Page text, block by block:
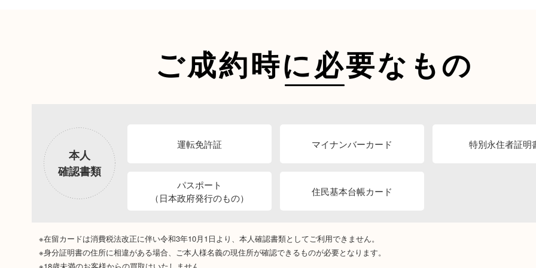
ご成約時に必要なもの
本人
確認書類
運転免許証 マイナンバーカード 特別永住者証明
パスポート
（日本政府発行のもの）
住民基本台帳カード
※在留カードは消費税法改正に伴い令和3年10月1日より、本人確認書類としてご利用できません。
※身分証明書の住所に相違がある場合、ご本人様名義の現住所が確認できるものが必要となります。